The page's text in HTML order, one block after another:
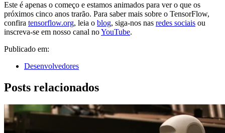
Este é apenas o começo e estamos animados para ver o que os
próximos cinco anos trarão. Para saber mais sobre o TensorFlow,
confira tensorflow.org, leia o blog, siga-nos nas redes sociais ou
inscreva-se em nosso canal noYouTube.
Publicado em:
Desenvolvedores
Posts relacionados